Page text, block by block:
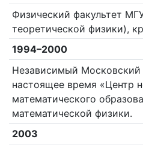
Физический факультет
теоретической физики),
1994–2000
Независимый Московский
настоящее время «Центр
математического
математической физики.
2003